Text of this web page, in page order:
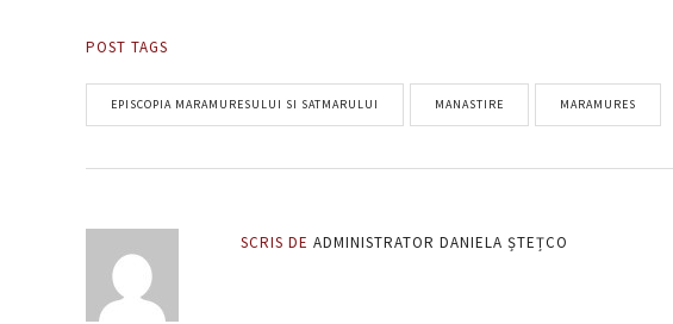
POST TAGS
EPISCOPIA MARAMURESULUI SI SATMARULUI MANASTIRE MARAMURES
SCRIS DE ADMINISTRATOR DANIELA ȘTEȚCO